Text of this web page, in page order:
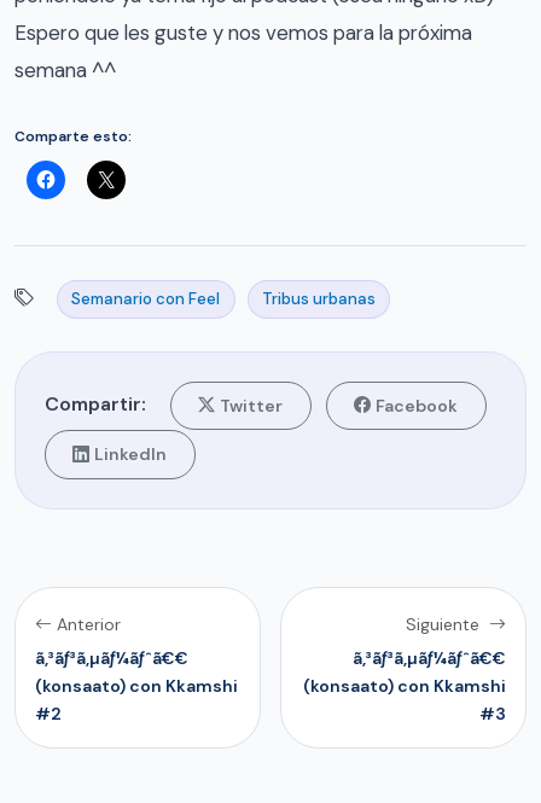
Espero que les guste y nos vemos para la próxima
semana ^^
Comparte esto:
Semanario con Feel Tribus urbanas
Compartir: Twitter Facebook
LinkedIn
Anterior
ã‚³ãƒ³ã‚µãƒ¼ãƒˆã€€
(konsaato) con Kkamshi
#2
Siguiente
ã‚³ãƒ³ã‚µãƒ¼ãƒˆã€€
(konsaato) con Kkamshi
#3